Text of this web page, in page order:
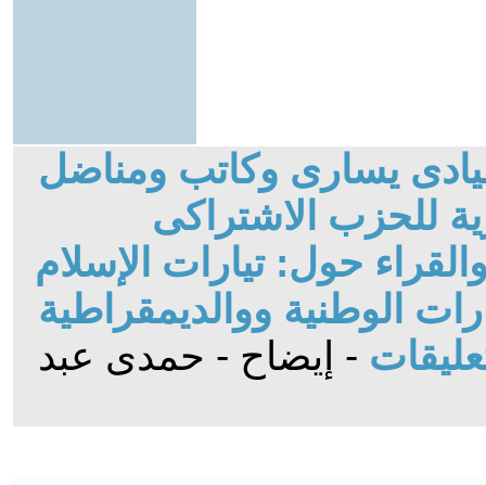
يسارى وكاتب ومناضل
للحزب الاشتراكى
حول: تيارات الإسلام
الوطنية ووالديمقراطية
- إيضاح - حمدى عبد